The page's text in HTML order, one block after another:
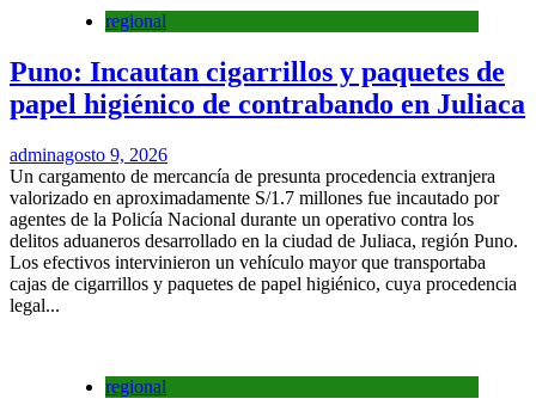
regional
Puno: Incautan cigarrillos y paquetes de
papel higiénico de contrabando en Juliaca
adminagosto 9, 2026
Un cargamento de mercancía de presunta procedencia extranjera
valorizado en aproximadamente S/1.7 millones fue incautado por
agentes de la Policía Nacional durante un operativo contra los
delitos aduaneros desarrollado en la ciudad de Juliaca, región Puno.
Los efectivos intervinieron un vehículo mayor que transportaba
cajas de cigarrillos y paquetes de papel higiénico, cuya procedencia
legal...
regional